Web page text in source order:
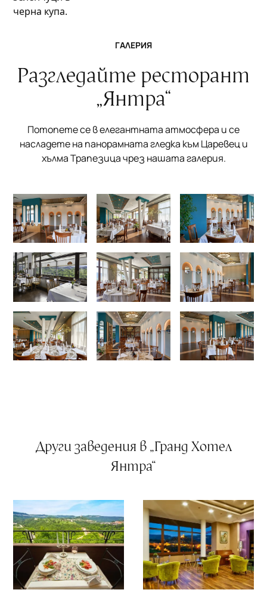
ГАЛЕРИЯ
Разгледайте ресторант
„Янтра“
Потопете се в елегантната атмосфера и се
насладете на панорамната гледка към Царевец и
хълма Трапезица чрез нашата галерия.
Други заведения в „Гранд Хотел
Янтра“